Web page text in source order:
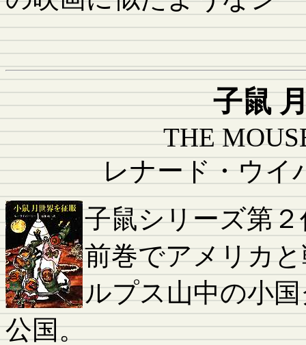
子鼠
THE
レナード・ウイ
子鼠シリーズ第
前巻でアメリカ
ルプス山中の小
公国。